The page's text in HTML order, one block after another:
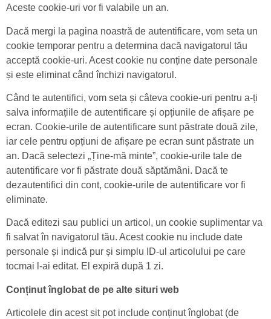
Aceste cookie-uri vor fi valabile un an.
Dacă mergi la pagina noastră de autentificare, vom seta un
cookie temporar pentru a determina dacă navigatorul tău
acceptă cookie-uri. Acest cookie nu conține date personale
și este eliminat când închizi navigatorul.
Când te autentifici, vom seta și câteva cookie-uri pentru a-ți
salva informațiile de autentificare și opțiunile de afișare pe
ecran. Cookie-urile de autentificare sunt păstrate două zile,
iar cele pentru opțiuni de afișare pe ecran sunt păstrate un
an. Dacă selectezi „Ține-mă minte”, cookie-urile tale de
autentificare vor fi păstrate două săptămâni. Dacă te
dezautentifici din cont, cookie-urile de autentificare vor fi
eliminate.
Dacă editezi sau publici un articol, un cookie suplimentar va
fi salvat în navigatorul tău. Acest cookie nu include date
personale și indică pur și simplu ID-ul articolului pe care
tocmai l-ai editat. El expiră după 1 zi.
Conținut înglobat de pe alte situri web
Articolele din acest sit pot include conținut înglobat (de